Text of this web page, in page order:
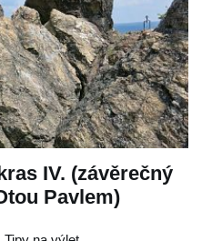
IV. (závěrečný
Pavlem)